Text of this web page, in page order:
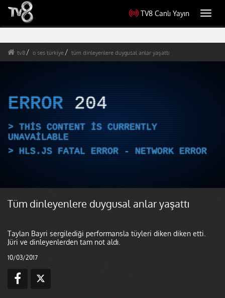
TV8 Canlı Yayın
tv8 o ses türkiye tüm dinleyenlere duygusal anlar yaşattı
ERROR 204
THIS CONTENT IS CURRENTLY
UNAVAILABLE
HLS.JS FATAL ERROR - NETWORK ERROR
Tüm dinleyenlere duygusal anlar yaşattı
Taylan Bayri sergilediği performansla tüyleri diken diken etti.
Jüri ve dinleyenlerden tam not aldı.
10/03/2017